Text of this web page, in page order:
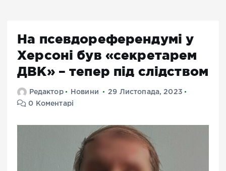
На псевдореферендумі у
Херсоні був «секретарем
ДВК» – тепер під слідством
Редактор Новини
29 Листопада, 2023
0 Коментарі